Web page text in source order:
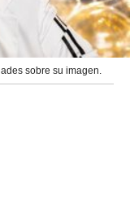
sobre su imagen.